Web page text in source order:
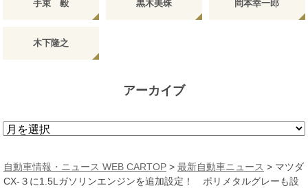
手束 毅 黒木美珠 岡本幸一郎
木下隆之
アーカイブ
ア
カ
イ
自動車情報・ニュース WEB CARTOP > 最新自動車ニュース > マツダ
CX-３に1.5Lガソリンエンジンを追加設定！ ポリメタルグレーも設